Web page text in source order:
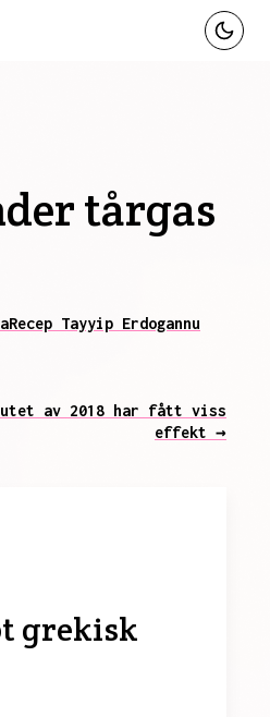
tårgas
Recep Tayyip Erdogannu
av 2018 har fått viss
effekt →
grekisk